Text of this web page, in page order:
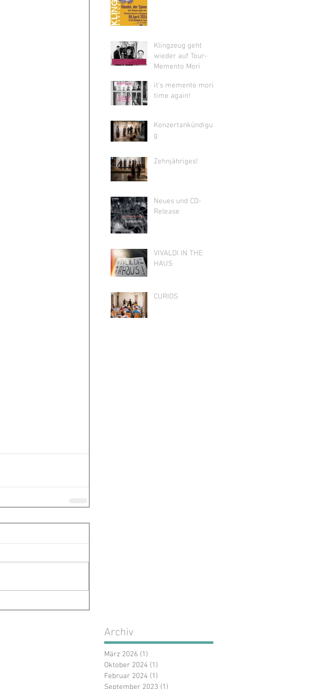
Klingzeug geht
wieder auf Tour-
Memento Mori
it's memento mori-
time again!
Konzertankündigun
g
Zehnjähriges!
Neues und CD-
Release
VIVALDI IN THE
HAUS
CURIOS
Archiv
März 2026 (1)
Oktober 2024 (1)
Februar 2024 (1)
September 2023 (1)